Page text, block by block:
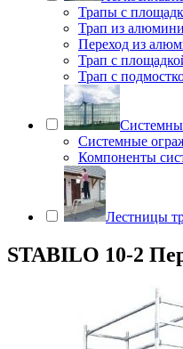
Трапы с
Трап из
Переход из
Трап с
Трап с
Системные
Компоненты
Лестницы
STABILO 10-2